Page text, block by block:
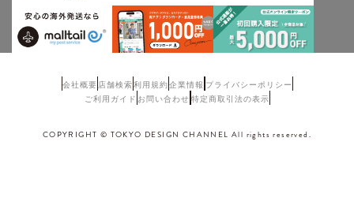
会社概要 店舗検索利用規約企業情報 プライバシーポリシー
ご利用ガイド お問い合わせ 特定商取引法の表示
COPYRIGHT © TOKYO DESIGN CHANNEL All rights reserved.